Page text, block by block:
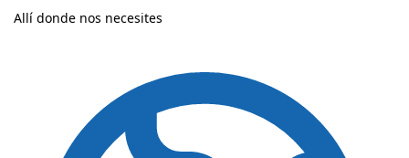
Allí donde nos necesites